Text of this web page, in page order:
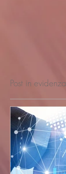
Post in evidenza